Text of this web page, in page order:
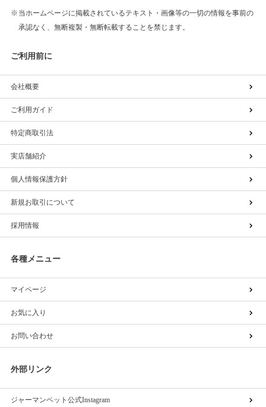
当ホームページに掲載されているテキスト・画像等の一切の情報を事前の
承認なく、無断複製・無断転載することを禁じます。
ご利用前に
会社概要
ご利用ガイド
特定商取引法
実店舗紹介
個人情報保護方針
新規お取引について
採用情報
各種メニュー
マイページ
お気に入り
お問い合わせ
外部リンク
ジャーマンペット公式Instagram